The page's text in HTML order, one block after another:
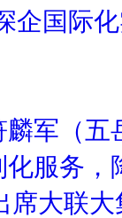
企国际
军（
服务，
席大联